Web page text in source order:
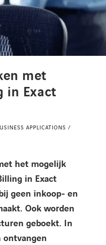
met
in Exact
APPLICATIONS /
het mogelijk
in Exact
geen inkoop- en
Ook worden
geboekt. In
ontvangen